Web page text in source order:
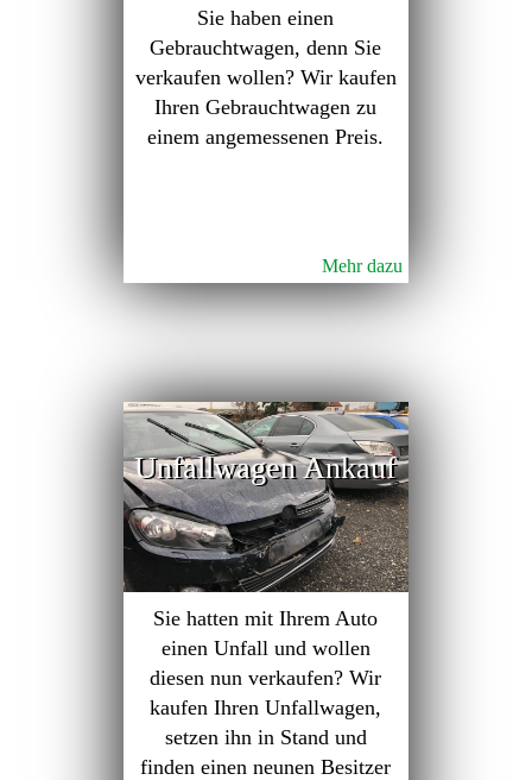
Sie haben einen
Gebrauchtwagen, denn Sie
verkaufen wollen? Wir kaufen
Ihren Gebrauchtwagen zu
einem angemessenen Preis.
Mehr dazu
Unfallwagen Ankauf
Sie hatten mit Ihrem Auto
einen Unfall und wollen
diesen nun verkaufen? Wir
kaufen Ihren Unfallwagen,
setzen ihn in Stand und
finden einen neunen Besitzer